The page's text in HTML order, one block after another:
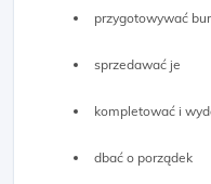
przygotowywać
sprzedawać je
kompletować i
dbać o porządek